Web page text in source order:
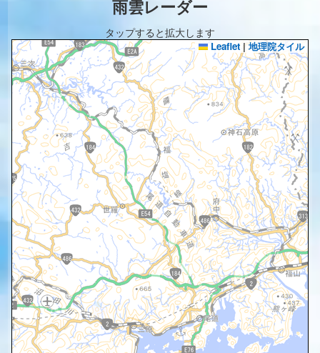
雨雲レーダー
タップすると拡大します
Leaflet | 地理院タイル